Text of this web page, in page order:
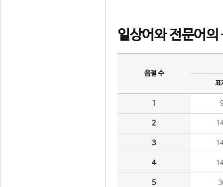
일상어와 전문어의
음절 수
표
1
2
3
4
5